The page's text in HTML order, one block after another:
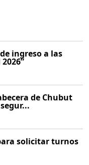
ingreso a las
de Chubut
solicitar turnos